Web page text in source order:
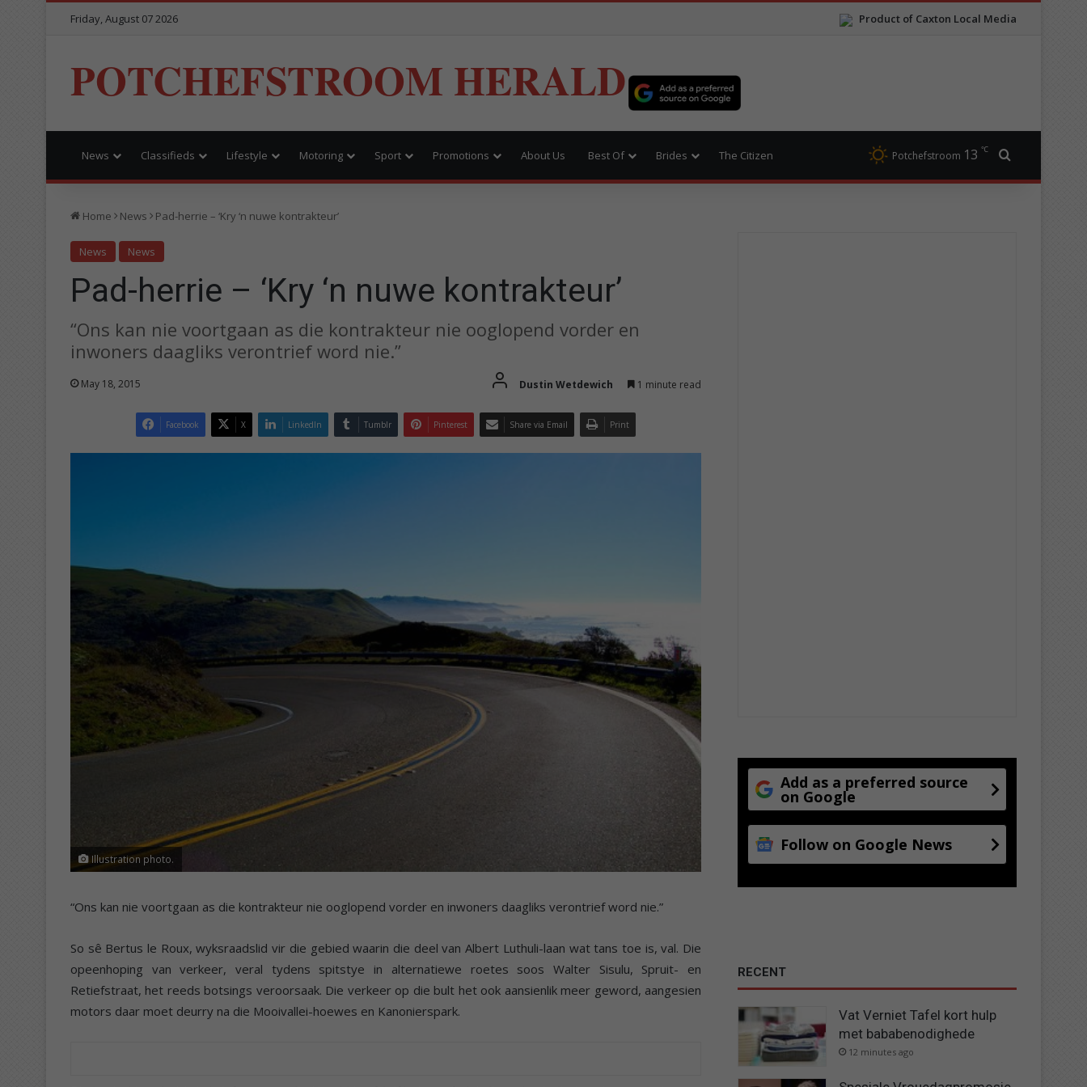
Product of Caxton Local Media
Friday, August 07 2026
POTCHEFSTROOM HERALD
News Classifieds Lifestyle Motoring Sport Promotions About Us Best Of Brides The Citizen Potchefstroom 13 ℃
Home News Pad-herrie – ‘Kry ‘n nuwe kontrakteur’
News News
Pad-herrie – ‘Kry ‘n nuwe kontrakteur’
“Ons kan nie voortgaan as die kontrakteur nie ooglopend vorder en
inwoners daagliks verontrief word nie.”
May 18, 2015 Dustin Wetdewich 1 minute read
Facebook X LinkedIn Tumblr Pinterest Share via Email Print
Illustration photo.
“Ons kan nie voortgaan as die kontrakteur nie ooglopend vorder en inwoners daagliks verontrief word nie.”
So sê Bertus le Roux, wyksraadslid vir die gebied waarin die deel van Albert Luthuli-laan wat tans toe is, val. Die
opeenhoping van verkeer, veral tydens spitstye in alternatiewe roetes soos Walter Sisulu, Spruit- en
Retiefstraat, het reeds botsings veroorsaak. Die verkeer op die bult het ook aansienlik meer geword, aangesien
motors daar moet deurry na die Mooivallei-hoewes en Kanonierspark.
Add as a preferred source
on Google
Follow on Google News
RECENT
Vat Verniet Tafel kort hulp
met bababenodighede
12 minutes ago